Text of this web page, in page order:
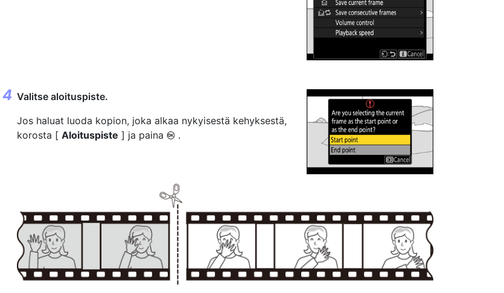
Valitse aloituspiste.
Jos haluat luoda kopion, joka alkaa nykyisestä kehyksestä,
korosta [ Aloituspiste ] ja paina J .